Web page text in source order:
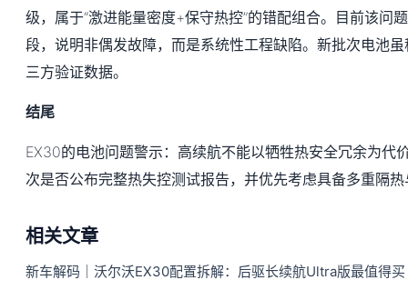
级，属于“激进能量密度+保守热控”的错配组合。目前该问
段，说明非偶发故障，而是系统性工程缺陷。新批次电池虽
三方验证数据。
结尾
EX30的电池问题警示：高续航不能以牺牲热安全冗余为代
次是否公布完整热失控测试报告，并优先考虑具备多重隔
相关文章
新车解码｜沃尔沃EX30配置拆解：后驱长续航Ultra版最值得买